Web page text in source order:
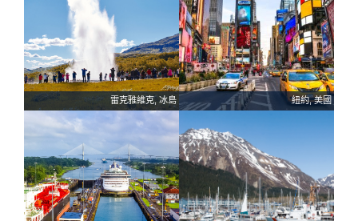
雷克雅維克, 冰島 紐約, 美國